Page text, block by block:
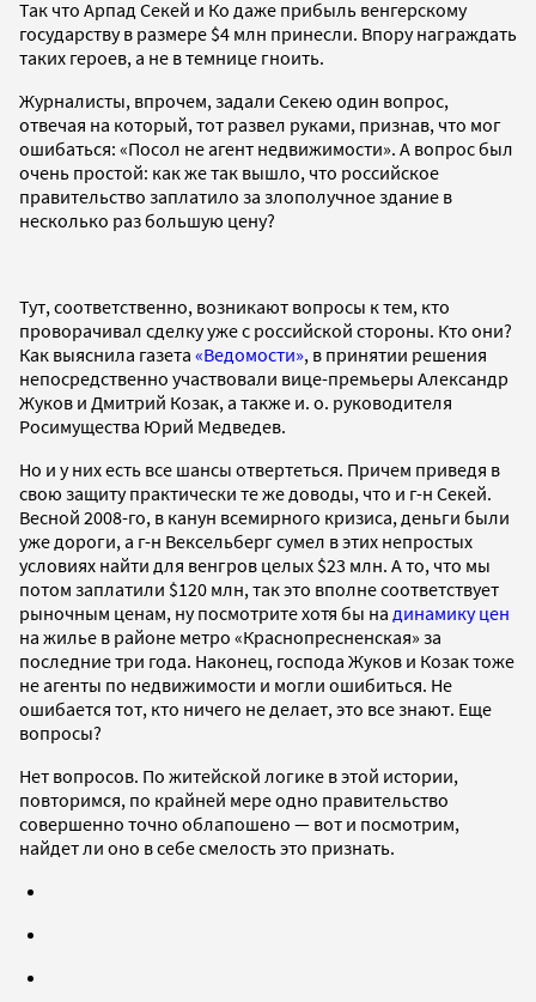
Так что Арпад Секей и Ко даже прибыль венгерскому
государству в размере $4 млн принесли. Впору награждать
таких героев, а не в темнице гноить.
Журналисты, впрочем, задали Секею один вопрос,
отвечая на который, тот развел руками, признав, что мог
ошибаться: «Посол не агент недвижимости». А вопрос был
очень простой: как же так вышло, что российское
правительство заплатило за злополучное здание в
несколько раз большую цену?
Тут, соответственно, возникают вопросы к тем, кто
проворачивал сделку уже с российской стороны. Кто они?
Как выяснила газета «Ведомости», в принятии решения
непосредственно участвовали вице-премьеры Александр
Жуков и Дмитрий Козак, а также и. о. руководителя
Росимущества Юрий Медведев.
Но и у них есть все шансы отвертеться. Причем приведя в
свою защиту практически те же доводы, что и г-н Секей.
Весной 2008-го, в канун всемирного кризиса, деньги были
уже дороги, а г-н Вексельберг сумел в этих непростых
условиях найти для венгров целых $23 млн. А то, что мы
потом заплатили $120 млн, так это вполне соответствует
рыночным ценам, ну посмотрите хотя бы на динамику цен
на жилье в районе метро «Краснопресненская» за
последние три года. Наконец, господа Жуков и Козак тоже
не агенты по недвижимости и могли ошибиться. Не
ошибается тот, кто ничего не делает, это все знают. Еще
вопросы?
Нет вопросов. По житейской логике в этой истории,
повторимся, по крайней мере одно правительство
совершенно точно облапошено — вот и посмотрим,
найдет ли оно в себе смелость это признать.